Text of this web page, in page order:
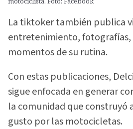
La tiktoker también publica
entretenimiento, fotografías,
momentos de su rutina.
Con estas publicaciones,
sigue enfocada en generar
la comunidad que construyó
gusto por las motocicletas.